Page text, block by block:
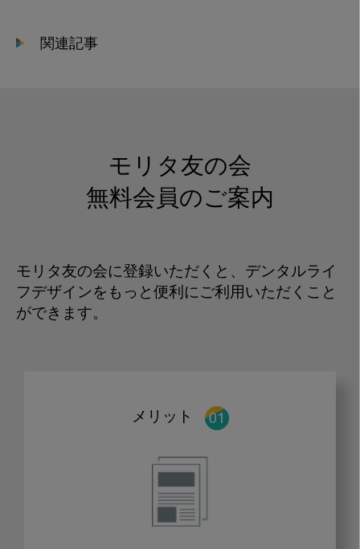
関連記事
モリタ友の会
無料会員のご案内
モリタ友の会に登録いただくと、デンタルライ
フデザインをもっと便利にご利用いただくこと
ができます。
メリット